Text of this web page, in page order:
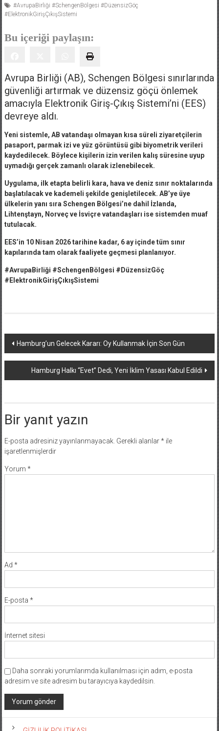
#AvrupaBirliği #SchengenBölgesi #DüzensizGöç
#ElektronikGirişÇıkışSistemi
Bu içeriği paylaşın:
Avrupa Birliği (AB), Schengen Bölgesi sınırlarında
güvenliği artırmak ve düzensiz göçü önlemek
amacıyla Elektronik Giriş-Çıkış Sistemi’ni (EES)
devreye aldı.
Yeni sistemle, AB vatandaşı olmayan kısa süreli ziyaretçilerin
pasaport, parmak izi ve yüz görüntüsü gibi biyometrik verileri
kaydedilecek. Böylece kişilerin izin verilen kalış süresine uyup
uymadığı gerçek zamanlı olarak izlenebilecek.
Uygulama, ilk etapta belirli kara, hava ve deniz sınır noktalarında
başlatılacak ve kademeli şekilde genişletilecek. AB’ye üye
ülkelerin yanı sıra Schengen Bölgesi’ne dahil İzlanda,
Lihtenştayn, Norveç ve İsviçre vatandaşları ise sistemden muaf
tutulacak.
EES’in 10 Nisan 2026 tarihine kadar, 6 ay içinde tüm sınır
kapılarında tam olarak faaliyete geçmesi planlanıyor.
#AvrupaBirliği #SchengenBölgesi #DüzensizGöç
#ElektronikGirişÇıkışSistemi
Yazı
dolaşımı
Hamburg’un Gelecek Kararı: Oy Kullanmak İçin Son Gün
Hamburg Halkı “Evet” Dedi, Yeni İklim Yasası Kabul Edildi
Bir yanıt yazın
E-posta adresiniz yayınlanmayacak. Gerekli alanlar*ile
işaretlenmişlerdir
Yorum *
Ad *
E-posta *
İnternet sitesi
Daha sonraki yorumlarımda kullanılması için adım, e-posta
adresim ve site adresim bu tarayıcıya kaydedilsin.